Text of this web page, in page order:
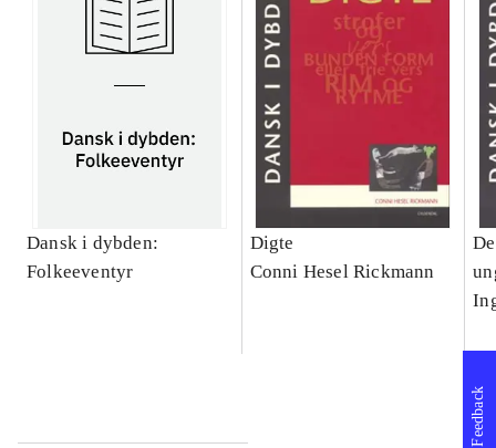
Dansk i dybden:
Folkeeventyr
Digte
Conni Hesel Rickmann
Feedback